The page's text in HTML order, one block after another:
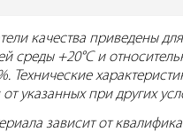
качества приведены
среды +20°C и
Технические
от указанных при других
зависит от